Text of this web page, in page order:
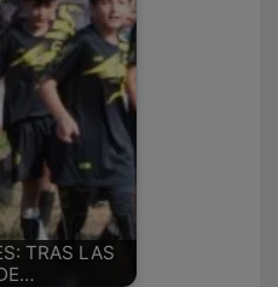
TRAS LAS